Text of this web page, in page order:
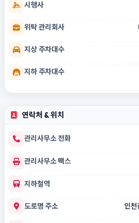
시행사
위탁 관리회사
지상 주차대수
지하 주차대수
연락처 & 위치
관리사무소 전화
관리사무소 팩스
지하철역
도로명 주소 인천